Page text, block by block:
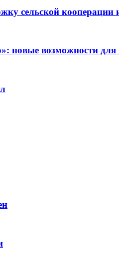
сельской кооперации
новые возможности